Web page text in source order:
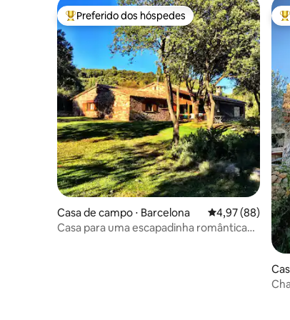
Entre os melhores preferidos dos hóspedes
Preferido dos hóspedes
Casa de campo ⋅ Barcelona 4,97 de uma
4,97 (88)
Casa para uma escapadinha romântica